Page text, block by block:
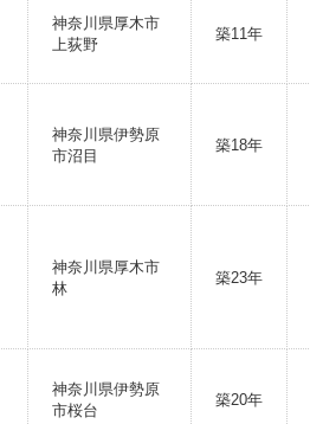
神奈川県厚木市
上荻野
築11年
神奈川県伊勢原
市沼目
築18年
神奈川県厚木市
林
築23年
神奈川県伊勢原
市桜台
築20年